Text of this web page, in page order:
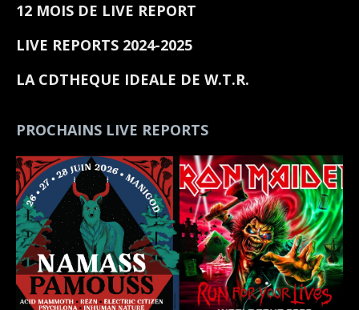
12 MOIS DE LIVE REPORT
LIVE REPORTS 2024-2025
LA CDTHEQUE IDEALE DE W.T.R.
PROCHAINS LIVE REPORTS